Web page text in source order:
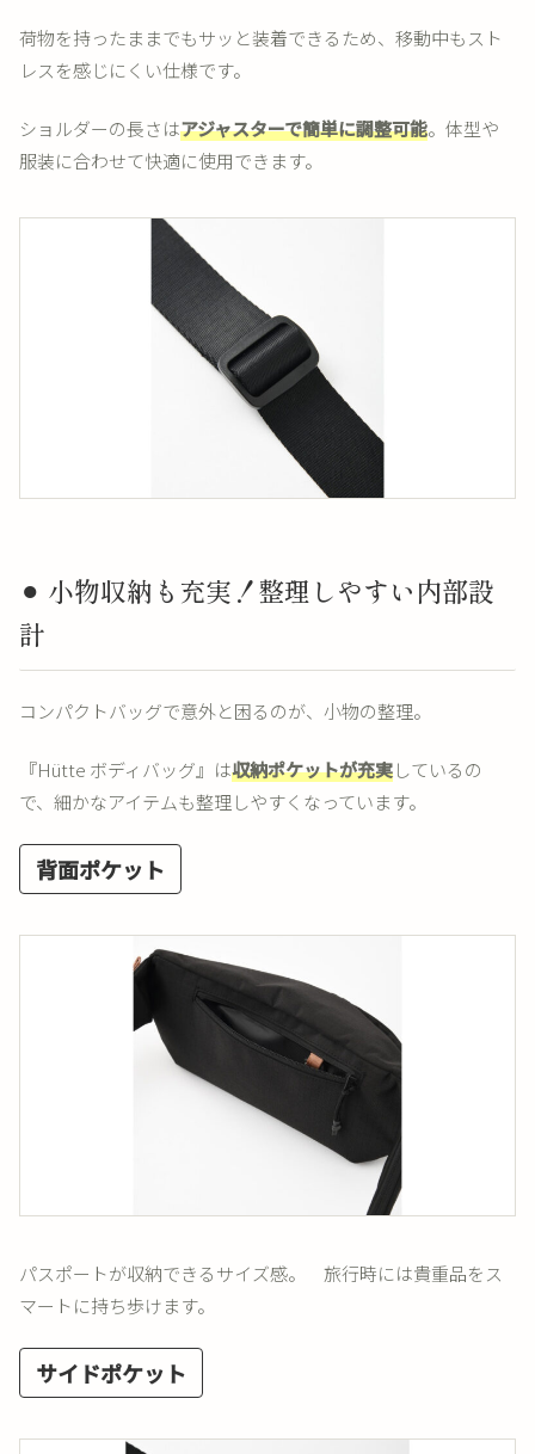
荷物を持ったままでもサッと装着できるため、移動中もスト
レスを感じにくい仕様です。
ショルダーの長さはアジャスターで簡単に調整可能。体型や
服装に合わせて快適に使用できます。
⚫︎ 小物収納も充実！整理しやすい内部設
計
コンパクトバッグで意外と困るのが、小物の整理。
『Hütte ボディバッグ』は収納ポケットが充実しているの
で、細かなアイテムも整理しやすくなっています。
背面ポケット
パスポートが収納できるサイズ感。 旅行時には貴重品をス
マートに持ち歩けます。
サイドポケット